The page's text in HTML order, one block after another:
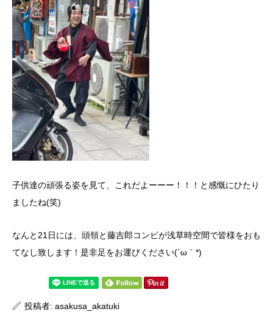
子供達の頑張る姿を見て、これだよーーー！！！と感慨にひたり
ましたね(笑)
なんと21日には、頭領と藤吉郎コンビが浅草時空間で皆様をおも
てなし致します！是非足をお運びください(´ω｀*)
投稿者: asakusa_akatuki